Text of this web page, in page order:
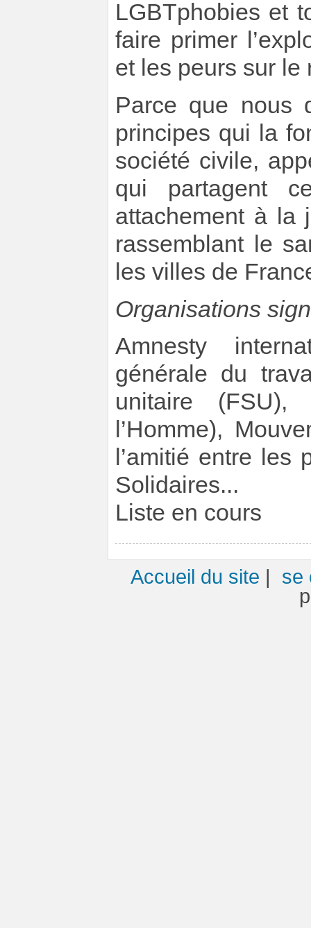
LGBTphobies et
faire primer
et les peurs sur le
Parce que nous
principes qui la
société civile,
qui partagent
attachement à la
rassemblant le
les villes de
Organisations
Amnesty
générale du
unitaire
l’Homme),
l’amitié entre les
Solidaires...
Liste en cours
Accueil du site | se